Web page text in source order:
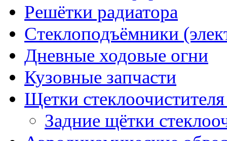
Решётки радиатора
Стеклоподъёмники
Дневные ходовые огни
Кузовные запчасти
Щетки
Задние щётки